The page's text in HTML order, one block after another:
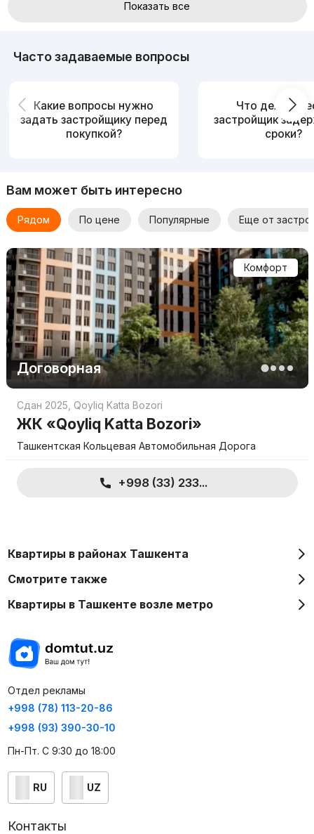
Показать все
Часто задаваемые вопросы
Какие вопросы нужно
задать застройщику перед
покупкой?
Что делать,
застройщик
сроки?
Вам может быть интересно
Рядом По цене Популярные Еще от
Комфорт
Договорная
Сдан 2025 Qoyliq Katta Bozori
ЖК «Qoyliq Katta Bozori»
Ташкентская Кольцевая Автомобильная Дорога
+998 (33) 233...
Квартиры в районах Ташкента
Смотрите также
Квартиры в Ташкенте возле метро
Отдел рекламы
+998 (78) 113-20-86
+998 (93) 390-30-10
Пн-Пт. С 9:30 до 18:00
RU UZ
Контакты